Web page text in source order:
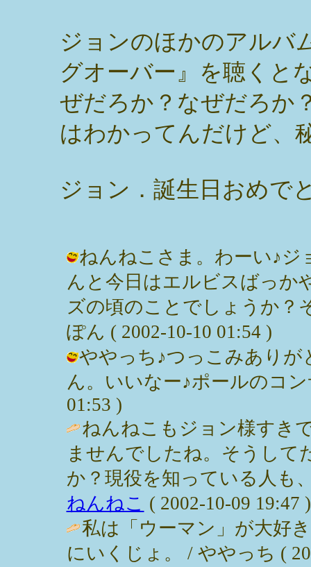
ジョンのほかのアルバ
グオーバー』を聴くと
ぜだろか？なぜだろか
はわかってんだけど、
ジョン．誕生日おめで
ねんねこさま。わーい♪ジ
んと今日はエルビスばっか
ズの頃のことでしょうか？
ぽん ( 2002-10-10 01:54 )
ややっち♪つっこみありが
ん。いいなー♪ポールのコ
01:53 )
ねんねこもジョン様すき
ませんでしたね。そうして
か？現役を知っている人も
ねんねこ ( 2002-10-09 19:47 )
私は「ウーマン」が大好
にいくじょ。 / ややっち (